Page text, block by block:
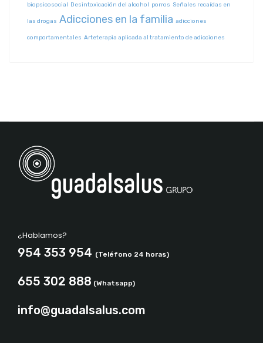
biopsicosocial Desintoxicación del alcohol porros Señales recaídas en
las drogas Adicciones en la familia adicciones
comportamentales Arteterapia aplicada al tratamiento de adicciones
¿Hablamos?
954 353 954 (Teléfono 24 horas)
655 302 888 (Whatsapp)
info@guadalsalus.com